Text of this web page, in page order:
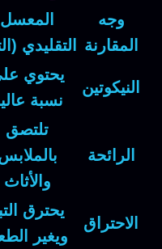
وجه
المقارنة
المعسل
التقليدي
النيكوتين
يحتوي
نسبة
الرائحة
تلتصق
والأثاث
الاحتراق
يحترق
ويغير